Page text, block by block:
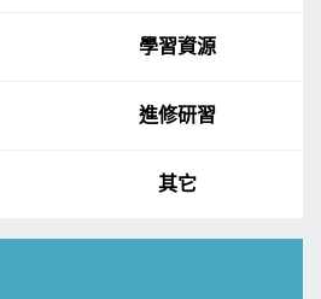
學習資源
進修研習
其它